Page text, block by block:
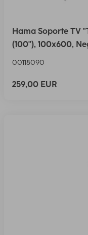
Hama Soporte TV
(100"), 100x600,
00118090
259,00 EUR